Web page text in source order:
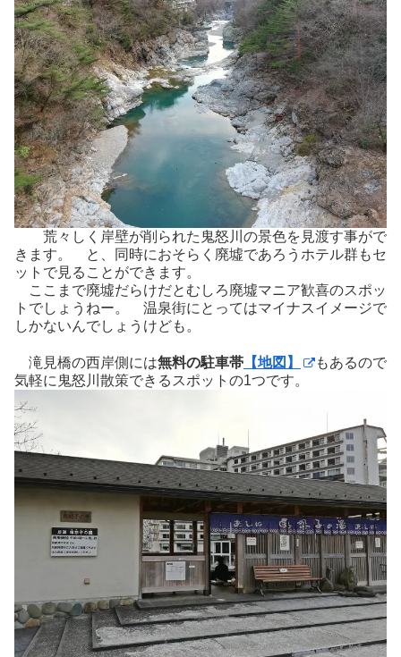
荒々しく岸壁が削られた鬼怒川の景色を見渡す事がで
きます。 と、同時におそらく廃墟であろうホテル群もセ
ットで見ることができます。
ここまで廃墟だらけだとむしろ廃墟マニア歓喜のスポッ
トでしょうねー。 温泉街にとってはマイナスイメージで
しかないんでしょうけども。
滝見橋の西岸側には無料の駐車帯 【地図】
もあるので
気軽に鬼怒川散策できるスポットの1つです。